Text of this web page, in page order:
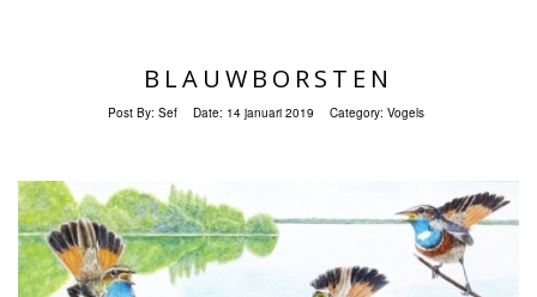
BLAUWBORSTEN
Post By: Sef Date: 14 januari 2019 Category: Vogels